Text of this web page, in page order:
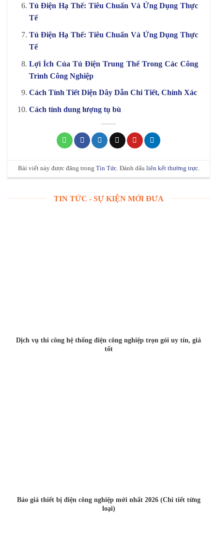
Tủ Điện Hạ Thế: Tiêu Chuẩn Và Ứng Dụng Thực
Tế
Tủ Điện Hạ Thế: Tiêu Chuẩn Và Ứng Dụng Thực
Tế
Lợi Ích Của Tủ Điện Trung Thế Trong Các Công
Trình Công Nghiệp
Cách Tính Tiết Diện Dây Dẫn Chi Tiết, Chính Xác
Cách tính dung lượng tụ bù
Bài viết này được đăng trong Tin Tức. Đánh dấu liên kết thường trực.
TIN TỨC - SỰ KIỆN MỚI ĐƯA
Dịch vụ thi công hệ thống điện công nghiệp trọn gói uy tín, giá
tốt
Báo giá thiết bị điện công nghiệp mới nhất 2026 (Chi tiết từng
loại)